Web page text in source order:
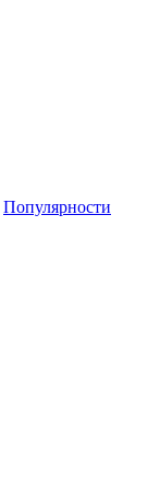
Популярности